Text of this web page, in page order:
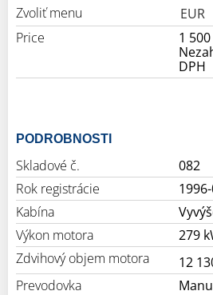
Zvoliť menu
EUR
Price
1
DPH
PODROBNOSTI
Skladové č.
082
Rok registrácie
Kabína
Výkon motora
279
Zdvihový objem motora
12
Prevodovka